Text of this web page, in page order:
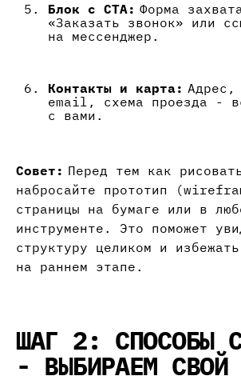
Блок с CTA: Форма
«Заказать звонок» или
на мессенджер.
Контакты и карта: Адрес,
email, схема проезда -
с вами.
Совет: Перед тем как
набросайте прототип
страницы на бумаге или в
инструменте. Это поможет
структуру целиком и
на раннем этапе.
ШАГ 2: СПОСОБЫ
- ВЫБИРАЕМ СВОЙ